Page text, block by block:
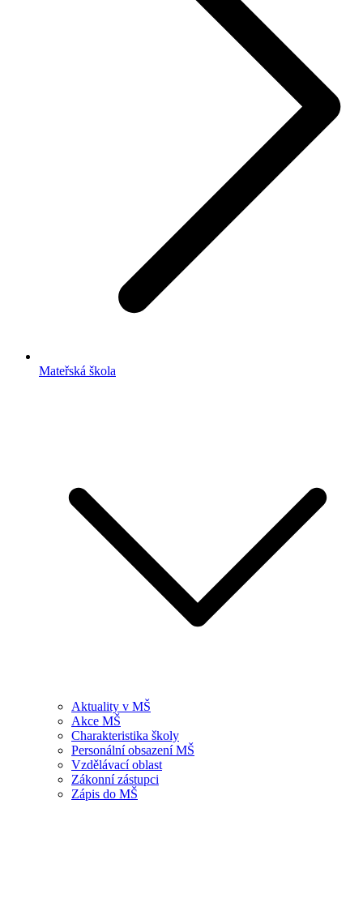
Mateřská škola
Aktuality v MŠ
Akce MŠ
Charakteristika školy
Personální obsazení MŠ
Vzdělávací oblast
Zákonní zástupci
Zápis do MŠ